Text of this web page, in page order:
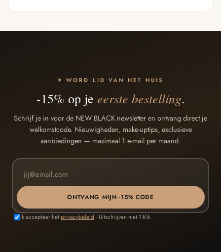
✦ WORD LID VAN HET HUIS
-15% op je eerste bestelling.
Schrijf je in voor de NEW BLACK newsletter en ontvang direct je
welkomstcode. Nieuwigheden, make-uptips, exclusieve
aanbiedingen — maximaal 1 e-mail per maand.
ONTVANG MIJN -15% CODE
Ik accepteer hetprivacybeleid · Uitschrijven met 1 klik